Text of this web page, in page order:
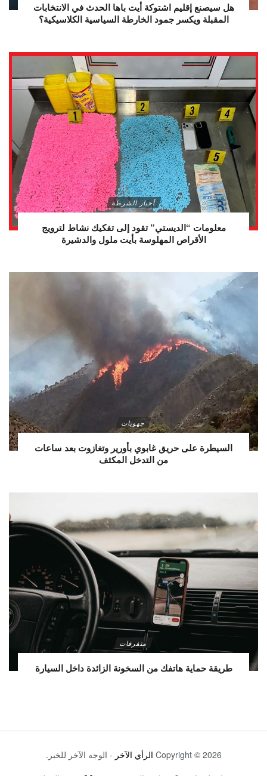
هل سيصنع إقليم اشتوكة أيت باها الحدث في الانتخابات
المقبلة ويكسر جمود الخارطة السياسية الكلاسيكية؟
أخبار الشرطة
معلومات “الديستي” تقود إلى تفكيك نشاط لترويج
الأقراص المهلوسة بأيت ملول والدشيرة
جهويات
السيطرة على حريق غابوي بأورير وتغازوت بعد ساعات
من التدخل المكثف
متفرقات
طريقة حماية هاتفك من السخونة الزائدة داخل السيارة
Copyright © 2026 الرأي الآخر - الوجه الآخر للخبر.